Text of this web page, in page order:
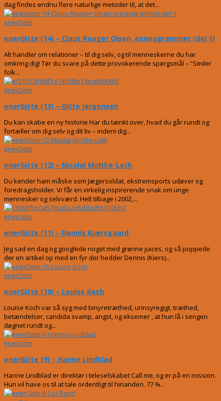
dag findes endnu flere naturlige metoder til, at det...
enerGitte
enerGitte (14) – Claus Roager Olsen, enneagrammet (del 1)
Alt handler om relationer – til dig selv, og til menneskerne du har
omkring dig! Tør du svare på dette provokerende spørgsmål – ”Smiler
folk...
enerGitte
enerGitte (13) – Gitte Jørgensen
Du kan skabe en ny historie Har du tænkt over, hvad du går rundt og
fortæller om dig selv og dit liv – indeni dig...
enerGitte
enerGitte (12) – Nicolai Moltke-Leth
Du kender ham måske som Jægersoldat, ekstremsports udøver og
foredragsholder. Vi får en virkelig inspirerende snak om unge
mennesker og selvværd. Helt tilbage i 2002,...
enerGitte
enerGitte (11) – Dennis Kjærsgaard
Jeg sad en dag og googlede noget med grønne juices, og så poppede
der en artikel op med en fyr der hedder Dennis (Kiers)...
enerGitte
enerGitte (10) – Louise Koch
Louise Koch var så syg med binyretræthed, urinsyregigt, træthed,
betændelser, candida svamp, angst, og eksemer , at hun lå i sengen
døgnet rundt og...
enerGitte
enerGitte (9) – Hanne Lindblad
Hanne Lindblad er direktør i teleselskabet Call me, og er på en mission.
Hun vil have os til at tale ordentligt til hinanden. 77 %...